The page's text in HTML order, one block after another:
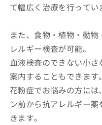
て幅広く治療を行ってい
また、食物・植物・動
レルギー検査が可能。
血液検査のできない小
案内することもできます。
花粉症でお悩みの方に
ン前から抗アレルギー
きます。